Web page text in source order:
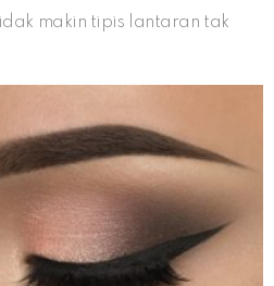
makin tipis lantaran tak